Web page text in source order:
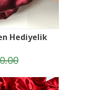
Hediyelik